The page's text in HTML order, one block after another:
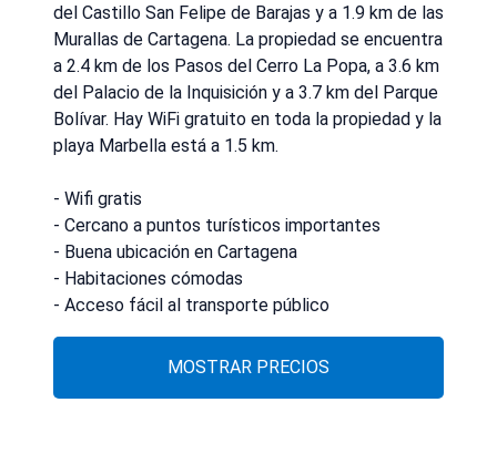
del Castillo San Felipe de Barajas y a 1.9 km de las
Murallas de Cartagena. La propiedad se encuentra
a 2.4 km de los Pasos del Cerro La Popa, a 3.6 km
del Palacio de la Inquisición y a 3.7 km del Parque
Bolívar. Hay WiFi gratuito en toda la propiedad y la
playa Marbella está a 1.5 km.
- Wifi gratis
- Cercano a puntos turísticos importantes
- Buena ubicación en Cartagena
- Habitaciones cómodas
- Acceso fácil al transporte público
MOSTRAR PRECIOS